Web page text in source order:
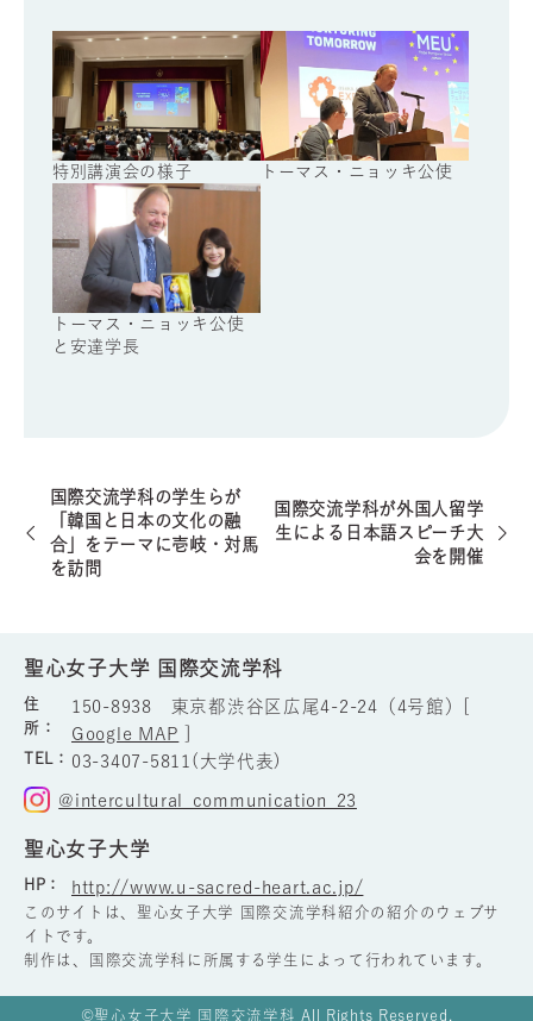
特別講演会の様子 トーマス・ニョッキ公使
トーマス・ニョッキ公使
と安達学長
国際交流学科の学生らが
「韓国と日本の文化の融
合」をテーマに壱岐・対馬
を訪問
国際交流学科が外国人留学
生による日本語スピーチ大
会を開催
聖心女子大学 国際交流学科
住
所：
150-8938 東京都渋谷区広尾4-2-24（4号館）[
Google MAP
TEL： 03-3407-5811(大学代表)
@intercultural_communication_23
聖心女子大学
HP： http://www.u-sacred-heart.ac.jp/
このサイトは、聖心女子大学 国際交流学科紹介の紹介のウェブサ
イトです。
制作は、国際交流学科に所属する学生によって行われています。
©聖心女子大学 国際交流学科 All Rights Reserved.